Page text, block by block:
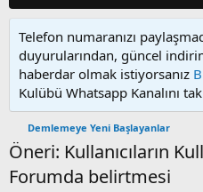
Telefon numaranızı
duyurularından, güncel
haberdar olmak istiyorsanız
Kulübü Whatsapp Kanalını
Demlemeye Yeni Başlayanlar
Öneri: Kullanıcıların
Forumda belirtmesi